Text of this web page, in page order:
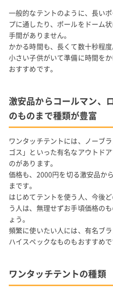
一般的なテントのように、長い
プに通したり、ポールをドーム
手間がありません。
かかる時間も、長くて数十秒程度
小さい子供がいて準備に時間を
おすすめです。
激安品からコールマン、
のものまで種類が豊富
ワンタッチテントには、ノーブ
ゴス」といった有名なアウトド
のがあります。
価格も、2000円を切る激安品か
まです。
はじめてテントを使う人、今後
う人は、無理せずお手頃価格の
ょう。
頻繁に使いたい人には、有名ブ
ハイスペックなものもおすすめで
ワンタッチテントの種類